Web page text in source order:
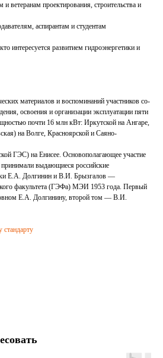
ветеранам проектирования, строительства и
аспирантам и студентам
интересуется развитием гидроэнергетики и
материалов и воспоминаний участников со-
освоения и организации эксплуатации пяти
почти 16 млн кВт: Иркутской на Ангаре,
на Волге, Красноярской и Саяно-
ГЭС) на Енисее. Основополагающее участие
принимали выдающиеся российские
Е.А. Долгинин и В.И. Брызгалов —
факультета (ГЭФа) МЭИ 1953 года. Первый
Е.А. Долгинину, второй том — В.И.